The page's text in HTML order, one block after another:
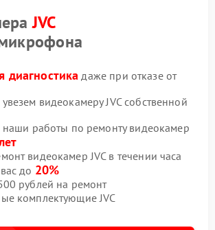
JVC
диагностика даже при отказе от
видеокамеру JVC собственной
наши работы по ремонту видеокамер
видеокамер JVC в течении часа
до 20%
рублей на ремонт
комплектующие JVC